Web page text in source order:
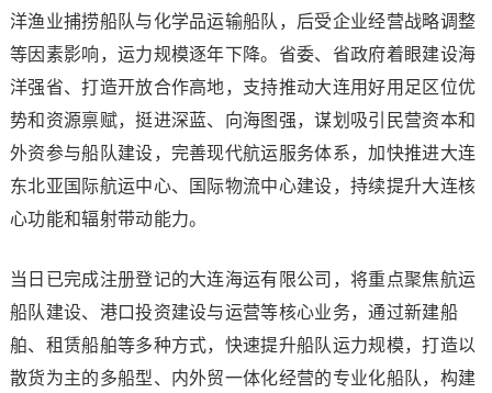
洋渔业捕捞船队与化学品运输船队，后受企业经营战略调整
等因素影响，运力规模逐年下降。省委、省政府着眼建设海
洋强省、打造开放合作高地，支持推动大连用好用足区位优
势和资源禀赋，挺进深蓝、向海图强，谋划吸引民营资本和
外资参与船队建设，完善现代航运服务体系，加快推进大连
东北亚国际航运中心、国际物流中心建设，持续提升大连核
心功能和辐射带动能力。
当日已完成注册登记的大连海运有限公司，将重点聚焦航运
船队建设、港口投资建设与运营等核心业务，通过新建船
舶、租赁船舶等多种方式，快速提升船队运力规模，打造以
散货为主的多船型、内外贸一体化经营的专业化船队，构建